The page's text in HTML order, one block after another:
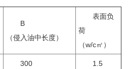
B
（侵入油中长度）
表面负
荷
（w/c㎡）
300 1.5